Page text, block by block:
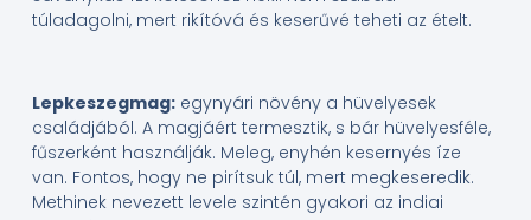
túladagolni, mert rikítóvá és keserűvé teheti az ételt.
Lepkeszegmag:egynyári növény a hüvelyesek
családjából. A magjáért termesztik, s bár hüvelyesféle,
fűszerként használják. Meleg, enyhén kesernyés íze
van. Fontos, hogy ne pirítsuk túl, mert megkeseredik.
Methinek nevezett levele szintén gyakori az indiai